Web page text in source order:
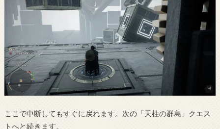
ここで中断してもすぐに戻れます。次の「天柱の群島」クエス
トへと続きます。